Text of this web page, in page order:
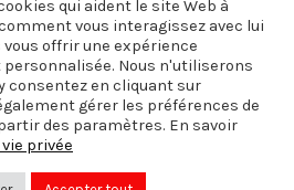
qui aident le site Web à
vous interagissez avec lui
offrir une expérience
Nous n'utiliserons
consentez en cliquant sur
gérer les préférences de
des paramètres. En savoir
privée